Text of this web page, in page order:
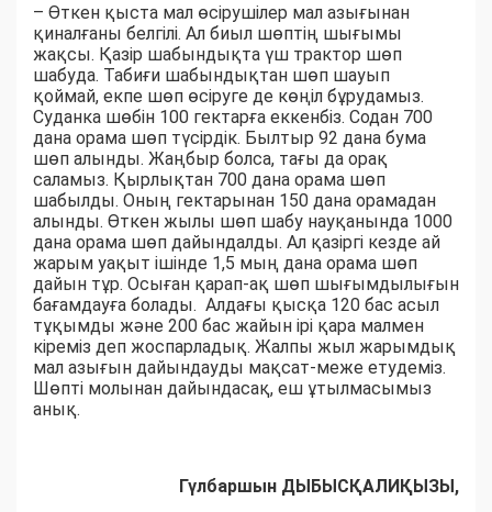
– Өткен қыста мал өсірушілер мал азығынан
қиналғаны белгілі. Ал биыл шөптің шығымы
жақсы. Қазір шабындықта үш трактор шөп
шабуда. Табиғи шабындықтан шөп шауып
қоймай, екпе шөп өсіруге де көңіл бұрудамыз.
Суданка шөбін 100 гектарға еккенбіз. Содан 700
дана орама шөп түсірдік. Былтыр 92 дана бума
шөп алынды. Жаңбыр болса, тағы да орақ
саламыз. Қырлықтан 700 дана орама шөп
шабылды. Оның гектарынан 150 дана орамадан
алынды. Өткен жылы шөп шабу науқанында 1000
дана орама шөп дайындалды. Ал қазіргі кезде ай
жарым уақыт ішінде 1,5 мың дана орама шөп
дайын тұр. Осыған қарап-ақ шөп шығымдылығын
бағамдауға болады. Алдағы қысқа 120 бас асыл
тұқымды және 200 бас жайын ірі қара малмен
кіреміз деп жоспарладық. Жалпы жыл жарымдық
мал азығын дайындауды мақсат-меже етудеміз.
Шөпті молынан дайындасақ, еш ұтылмасымыз
анық.
Гүлбаршын ДЫБЫСҚАЛИҚЫЗЫ,